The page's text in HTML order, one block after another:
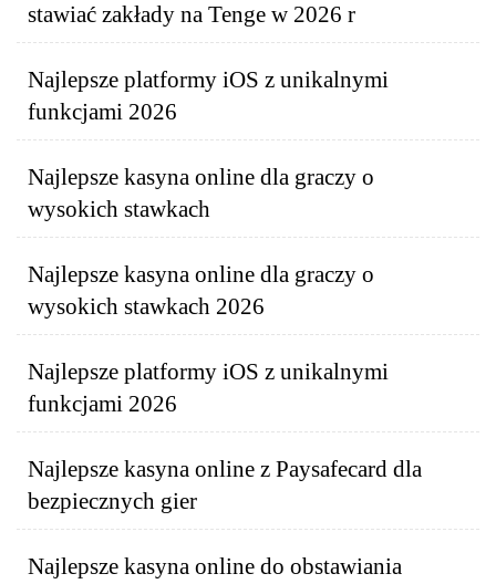
stawiać zakłady na Tenge w 2026 r
Najlepsze platformy iOS z unikalnymi
funkcjami 2026
Najlepsze kasyna online dla graczy o
wysokich stawkach
Najlepsze kasyna online dla graczy o
wysokich stawkach 2026
Najlepsze platformy iOS z unikalnymi
funkcjami 2026
Najlepsze kasyna online z Paysafecard dla
bezpiecznych gier
Najlepsze kasyna online do obstawiania